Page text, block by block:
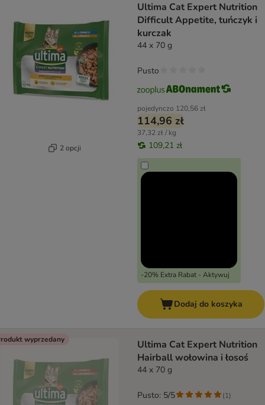
2 opcji
Ultima Cat Expert Nutrition
Difficult Appetite, tuńczyk i
kurczak
44 x 70 g
pojedynczo 120,56 zł
114,96 zł
37,32 zł / kg
109,21 zł
-20% Extra Rabat - Aktywuj
Pusto
Dodaj do koszyka
wyprzedany
Ultima Cat Expert Nutrition
Hairball wołowina i łosoś
44 x 70 g
Pusto: 5/5 (1)